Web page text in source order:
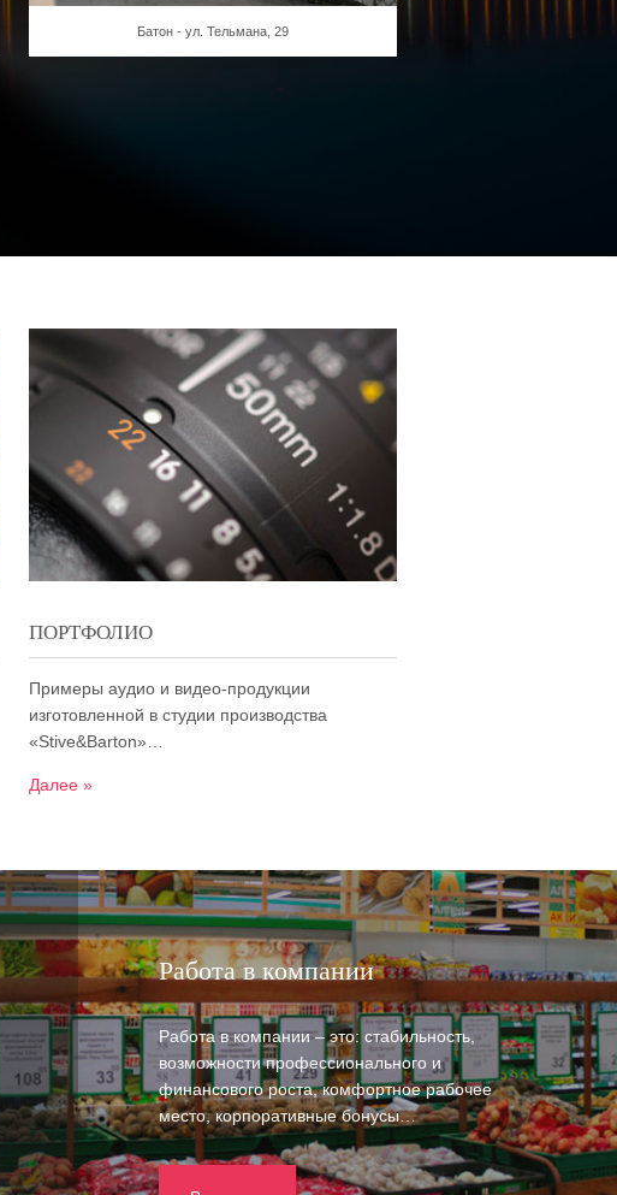
Батон - ул. Тельмана, 29
ПОРТФОЛИО
Примеры аудио и видео-продукции
изготовленной в студии производства
«Stive&Barton»…
Далее »
Работа в компании
Работа в компании – это: стабильность,
возможности профессионального и
финансового роста, комфортное рабочее
место, корпоративные бонусы…